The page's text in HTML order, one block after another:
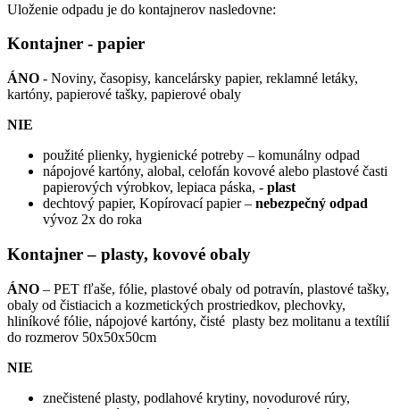
Uloženie odpadu je do kontajnerov nasledovne:
Kontajner - papier
ÁNO - Noviny, časopisy, kancelársky papier, reklamné letáky,
kartóny, papierové tašky, papierové obaly
NIE
použité plienky, hygienické potreby – komunálny odpad
nápojové kartóny, alobal, celofán kovové alebo plastové časti
papierových výrobkov, lepiaca páska, - plast
dechtový papier, Kopírovací papier – nebezpečný odpad
vývoz 2x do roka
Kontajner – plasty, kovové obaly
ÁNO – PET fľaše, fólie, plastové obaly od potravín, plastové tašky,
obaly od čistiacich a kozmetických prostriedkov, plechovky,
hliníkové fólie, nápojové kartóny, čisté plasty bez molitanu a textílií
do rozmerov 50x50x50cm
NIE
znečistené plasty, podlahové krytiny, novodurové rúry,